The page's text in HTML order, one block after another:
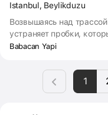
Istanbul, Beylikduzu
Возвышаясь над
устраняет пробки,
проблемой Стамбула,
пространство в центре
Вдохновленный
городской жизни с
Babacan Yapi
1